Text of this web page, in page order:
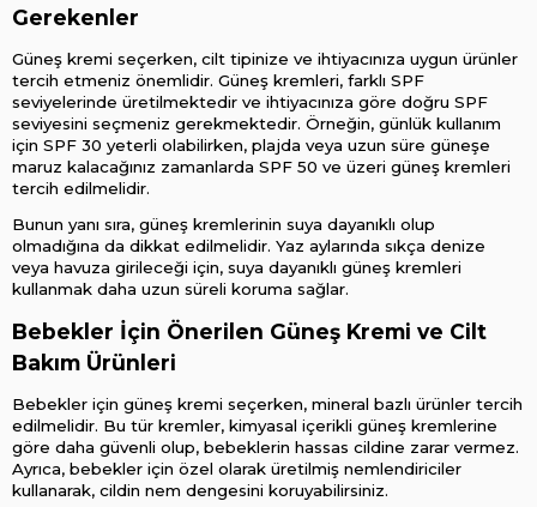
Gerekenler
Güneş kremi seçerken, cilt tipinize ve ihtiyacınıza uygun ürünler
tercih etmeniz önemlidir. Güneş kremleri, farklı SPF
seviyelerinde üretilmektedir ve ihtiyacınıza göre doğru SPF
seviyesini seçmeniz gerekmektedir. Örneğin, günlük kullanım
için SPF 30 yeterli olabilirken, plajda veya uzun süre güneşe
maruz kalacağınız zamanlarda SPF 50 ve üzeri güneş kremleri
tercih edilmelidir.
Bunun yanı sıra, güneş kremlerinin suya dayanıklı olup
olmadığına da dikkat edilmelidir. Yaz aylarında sıkça denize
veya havuza girileceği için, suya dayanıklı güneş kremleri
kullanmak daha uzun süreli koruma sağlar.
Bebekler İçin Önerilen Güneş Kremi ve Cilt
Bakım Ürünleri
Bebekler için güneş kremi seçerken, mineral bazlı ürünler tercih
edilmelidir. Bu tür kremler, kimyasal içerikli güneş kremlerine
göre daha güvenli olup, bebeklerin hassas cildine zarar vermez.
Ayrıca, bebekler için özel olarak üretilmiş nemlendiriciler
kullanarak, cildin nem dengesini koruyabilirsiniz.